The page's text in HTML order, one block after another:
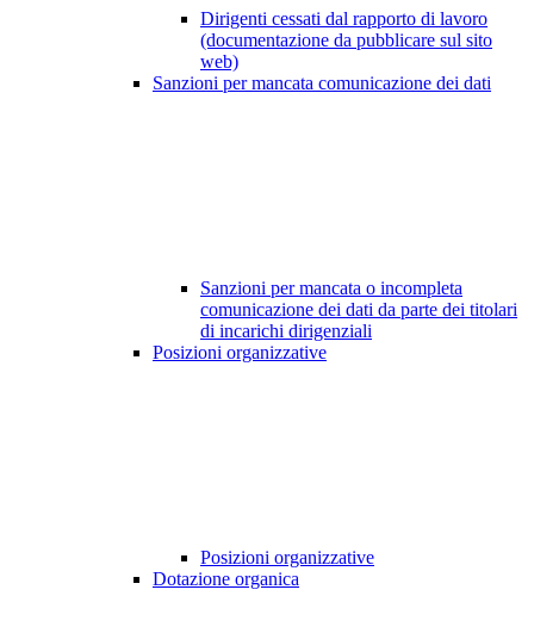
Dirigenti cessati dal rapporto di lavoro
(documentazione da pubblicare sul sito
web)
Sanzioni per mancata comunicazione dei dati
Sanzioni per mancata o incompleta
comunicazione dei dati da parte dei titolari
di incarichi dirigenziali
Posizioni organizzative
Posizioni organizzative
Dotazione organica